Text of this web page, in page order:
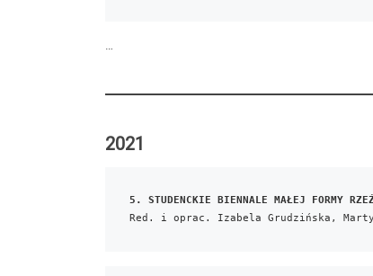
2021
5. STUDENCKIE BIENNALE MAŁEJ FORMY
Red. i oprac. Izabela Grudzińska,